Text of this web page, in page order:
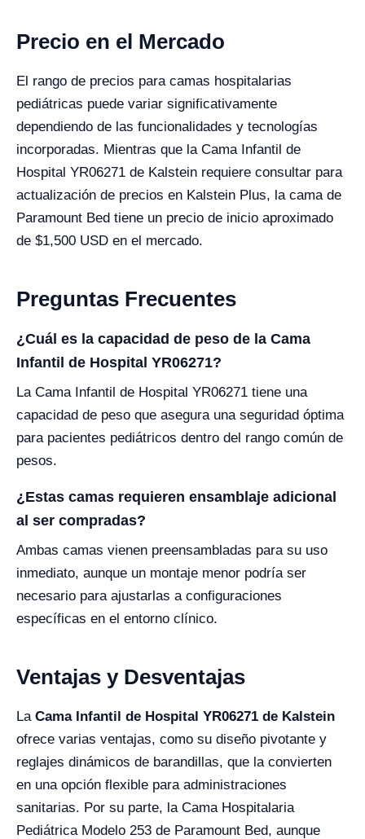
Precio en el Mercado
El rango de precios para camas hospitalarias
pediátricas puede variar significativamente
dependiendo de las funcionalidades y tecnologías
incorporadas. Mientras que la Cama Infantil de
Hospital YR06271 de Kalstein requiere consultar para
actualización de precios en Kalstein Plus, la cama de
Paramount Bed tiene un precio de inicio aproximado
de $1,500 USD en el mercado.
Preguntas Frecuentes
¿Cuál es la capacidad de peso de la Cama
Infantil de Hospital YR06271?
La Cama Infantil de Hospital YR06271 tiene una
capacidad de peso que asegura una seguridad óptima
para pacientes pediátricos dentro del rango común de
pesos.
¿Estas camas requieren ensamblaje adicional
al ser compradas?
Ambas camas vienen preensambladas para su uso
inmediato, aunque un montaje menor podría ser
necesario para ajustarlas a configuraciones
específicas en el entorno clínico.
Ventajas y Desventajas
La Cama Infantil de Hospital YR06271 de Kalstein
ofrece varias ventajas, como su diseño pivotante y
reglajes dinámicos de barandillas, que la convierten
en una opción flexible para administraciones
sanitarias. Por su parte, la Cama Hospitalaria
Pediátrica Modelo 253 de Paramount Bed, aunque